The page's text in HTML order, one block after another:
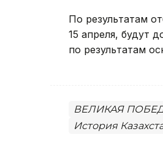
По результатам
15 апреля, будут
по результатам
ВЕЛИКАЯ
История